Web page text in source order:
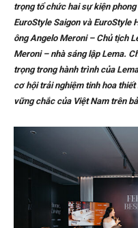
trọng tổ chức hai sự kiện
EuroStyle Saigon và EuroStyle
ông Angelo Meroni – Chủ tịch
Meroni – nhà sáng lập Lema.
trọng trong hành trình của
cơ hội trải nghiệm tinh hoa
vững chắc của Việt Nam trên